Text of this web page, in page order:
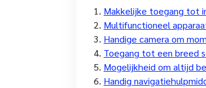
Makkelijke toegang tot
Multifunctioneel
Handige camera om
Toegang tot een breed
Mogelijkheid om altijd
Handig